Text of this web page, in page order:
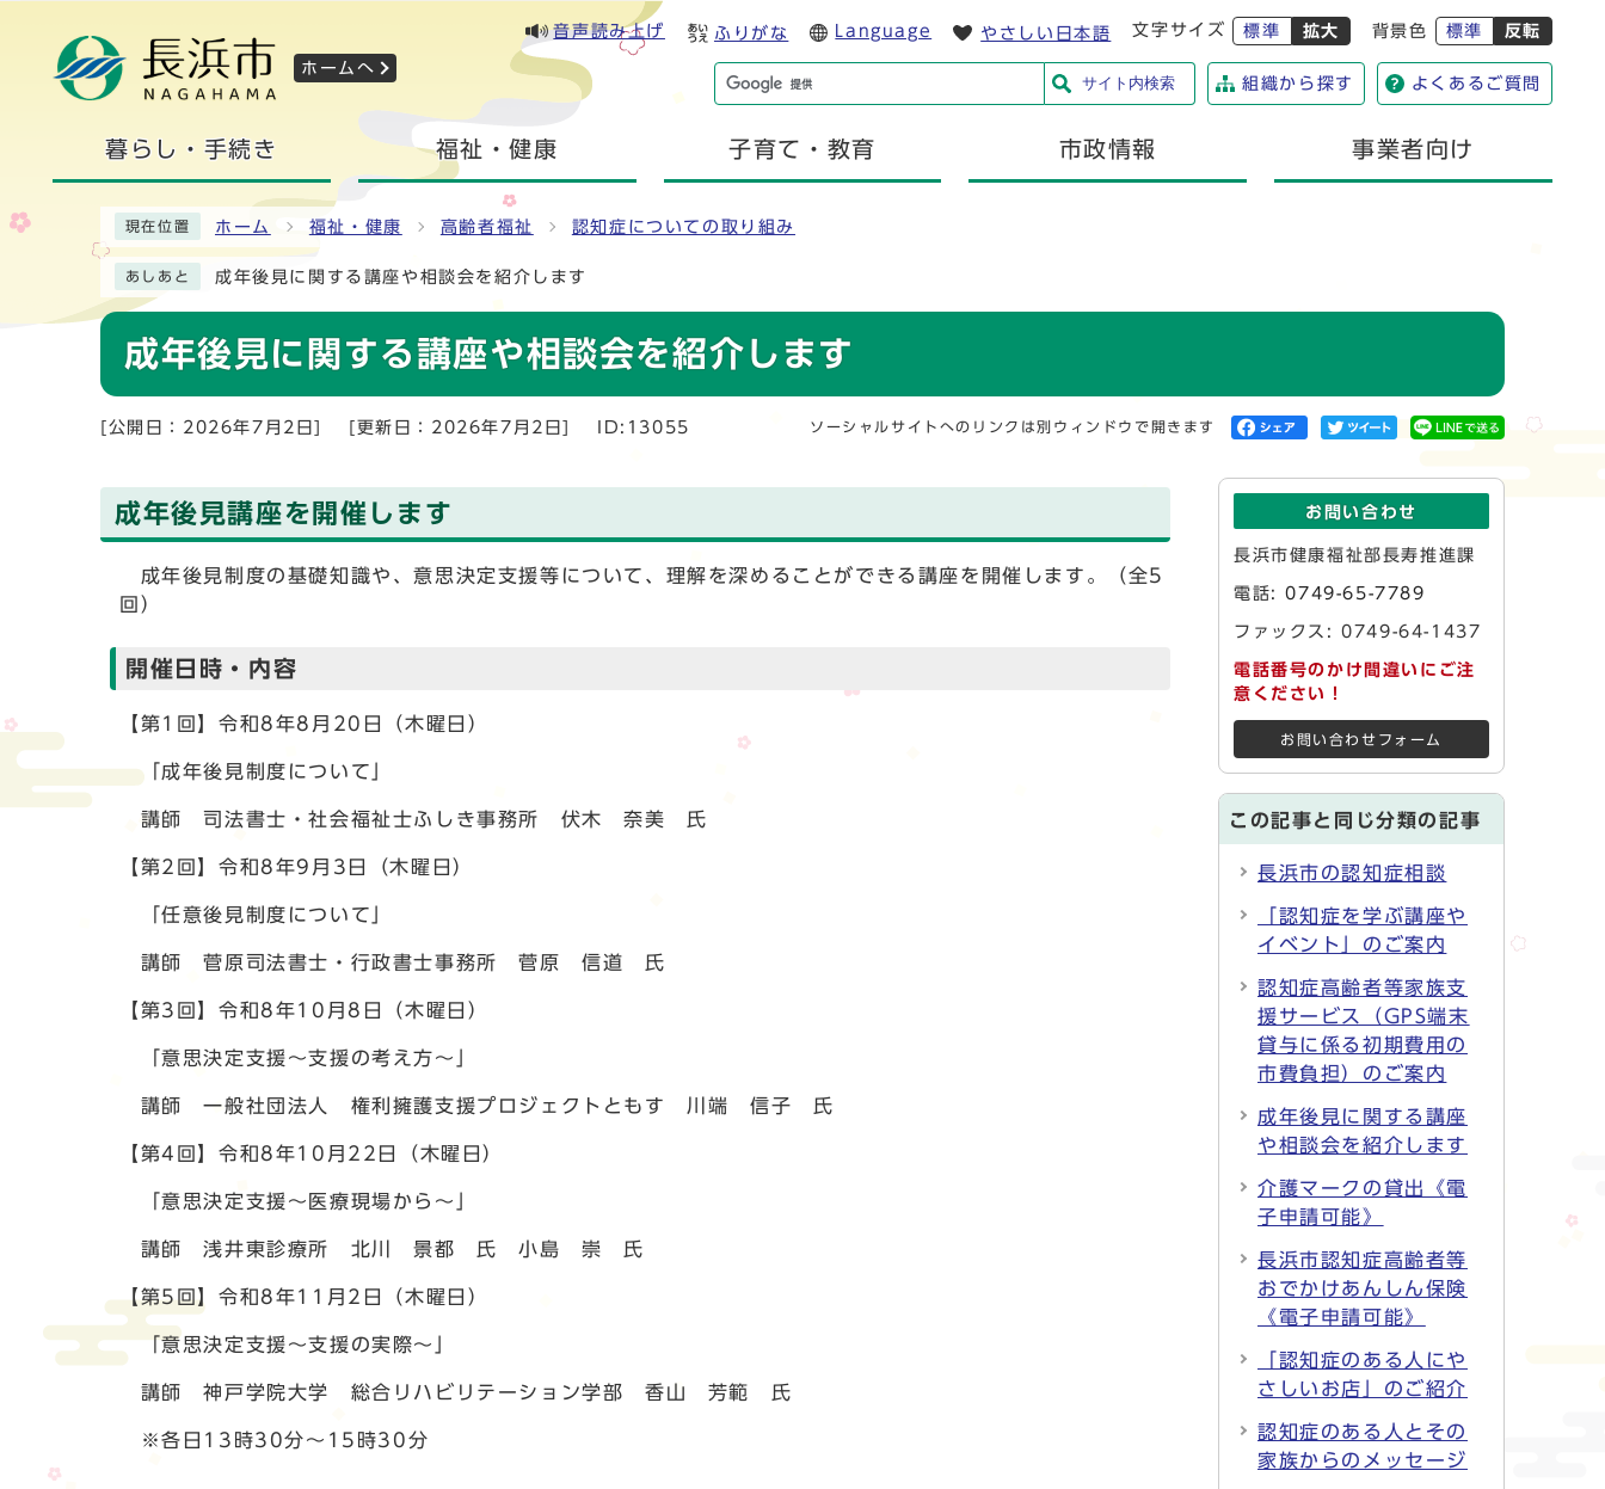
ホームへ
音声読み上げ ふりがな Language やさしい日本語 文字サイズ 標準 拡大 背景色 標準 反転
サイト内検索 組織から探す よくあるご質問
暮らし・手続き 福祉・健康 子育て・教育 市政情報 事業者向け
現在位置 ホーム 福祉・健康 高齢者福祉 認知症についての取り組み
あしあと 成年後見に関する講座や相談会を紹介します
成年後見に関する講座や相談会を紹介します
[公開日：2026年7月2日] [更新日：2026年7月2日] ID:13055 ソーシャルサイトへのリンクは別ウィンドウで開きます
成年後見講座を開催します
成年後見制度の基礎知識や、意思決定支援等について、理解を深めることができる講座を開催します。（全5
回）
開催日時・内容
【第1回】令和8年8月20日（木曜日）
「成年後見制度について」
講師 司法書士・社会福祉士ふしき事務所 伏木 奈美 氏
【第2回】令和8年9月3日（木曜日）
「任意後見制度について」
講師 菅原司法書士・行政書士事務所 菅原 信道 氏
【第3回】令和8年10月8日（木曜日）
「意思決定支援～支援の考え方～」
講師 一般社団法人 権利擁護支援プロジェクトともす 川端 信子 氏
【第4回】令和8年10月22日（木曜日）
「意思決定支援～医療現場から～」
講師 浅井東診療所 北川 景都 氏 小島 崇 氏
【第5回】令和8年11月2日（木曜日）
「意思決定支援～支援の実際～」
講師 神戸学院大学 総合リハビリテーション学部 香山 芳範 氏
※各日13時30分～15時30分
お問い合わせ
長浜市健康福祉部長寿推進課
電話:0749-65-7789
ファックス: 0749-64-1437
電話番号のかけ間違いにご注
意ください！
お問い合わせフォーム
この記事と同じ分類の記事
長浜市の認知症相談
「認知症を学ぶ講座や
イベント」のご案内
認知症高齢者等家族支
援サービス（GPS端末
貸与に係る初期費用の
市費負担）のご案内
成年後見に関する講座
や相談会を紹介します
介護マークの貸出《電
子申請可能》
長浜市認知症高齢者等
おでかけあんしん保険
《電子申請可能》
「認知症のある人にや
さしいお店」のご紹介
認知症のある人とその
家族からのメッセージ